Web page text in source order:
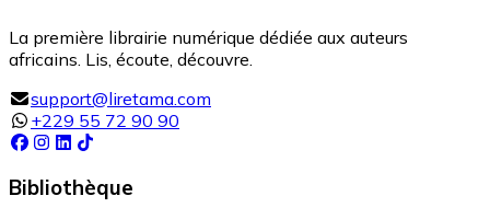
La première librairie numérique dédiée aux auteurs
africains. Lis, écoute, découvre.
support@liretama.com
+229 55 72 90 90
Bibliothèque